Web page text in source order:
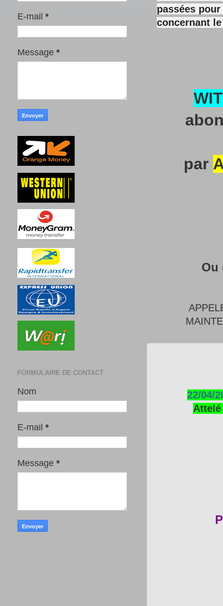
passées
concernant
par
Ou
22/04/
Attelé
E-mail *
Message *
FORMULAIRE DE CONTACT
Nom
E-mail *
Message *